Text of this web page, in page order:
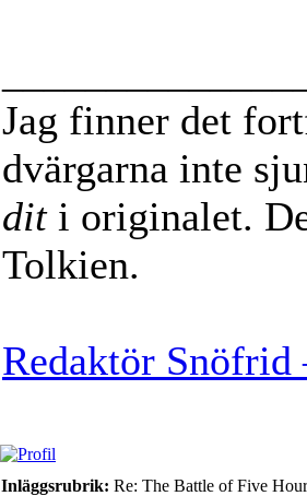
Jag finner det
dvärgarna inte
diti originalet.
Tolkien.
Redaktör
Inläggsrubrik: Re: The Battle of Five